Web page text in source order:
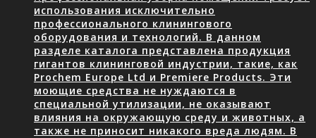
использования исключительно
профессионального клинингового
оборудования и технологий. В данном
разделе каталога представлена продукция
гигантов клининговой индустрии, такие, как
Prochem Europe Ltd и Premiere Products. Эти
моющие средства не нуждаются в
специальной утилизации, не оказывают
влияния на окружающую среду и животных, а
также не приносит никакого вреда людям. В